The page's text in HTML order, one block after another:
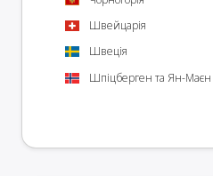
Швейцарія
Швеція
Шпіцберген та Ян-Маєн